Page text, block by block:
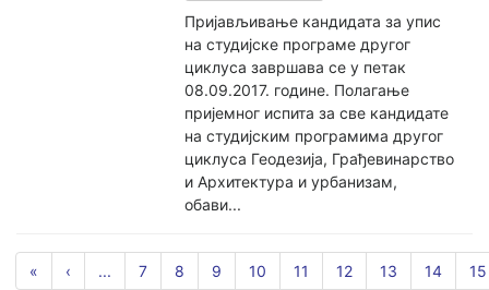
Пријављивање кандидата за упис
на студијске програме другог
циклуса завршава се у петак
08.09.2017. године. Полагање
пријемног испита за све кандидате
на студијским програмима другог
циклуса Геодезија, Грађевинарство
и Архитектура и урбанизам,
обави...
« ‹ ... 7 8 9 10 11 12 13 14 15